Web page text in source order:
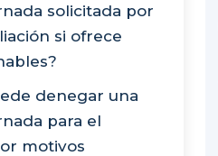
solicitada por
si ofrece
denegar una
para el
motivos